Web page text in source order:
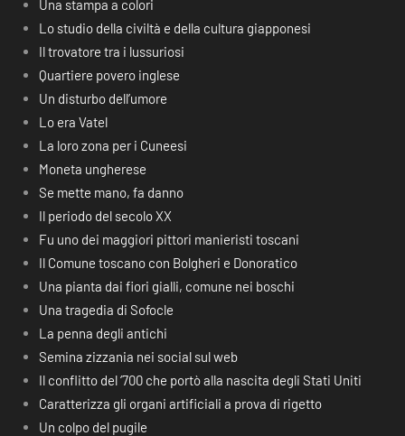
Una stampa a colori
Lo studio della civiltà e della cultura giapponesi
Il trovatore tra i lussuriosi
Quartiere povero inglese
Un disturbo dell’umore
Lo era Vatel
La loro zona per i Cuneesi
Moneta ungherese
Se mette mano, fa danno
Il periodo del secolo XX
Fu uno dei maggiori pittori manieristi toscani
Il Comune toscano con Bolgheri e Donoratico
Una pianta dai fiori gialli, comune nei boschi
Una tragedia di Sofocle
La penna degli antichi
Semina zizzania nei social sul web
Il conflitto del ‘700 che portò alla nascita degli Stati Uniti
Caratterizza gli organi artificiali a prova di rigetto
Un colpo del pugile